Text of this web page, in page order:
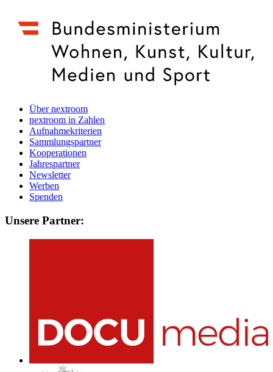
Über nextroom
nextroom in Zahlen
Aufnahmekriterien
Sammlungspartner
Kooperationen
Jahrespartner
Newsletter
Werben
Spenden
Unsere Partner: